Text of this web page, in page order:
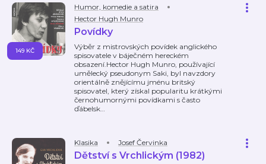
Humor, komedie a satira
Hector Hugh Munro
Povídky
Výběr z mistrovských povídek anglického
spisovatele v báječném hereckém
obsazení.Hector Hugh Munro, používající
umělecký pseudonym Saki, byl navzdory
orientálně znějícímu jménu britský
spisovatel, který získal popularitu krátkými
černohumornými povídkami s často
ďábelsk…
149 KČ
Klasika Josef Červinka
Dětství s Vrchlickým (1982)